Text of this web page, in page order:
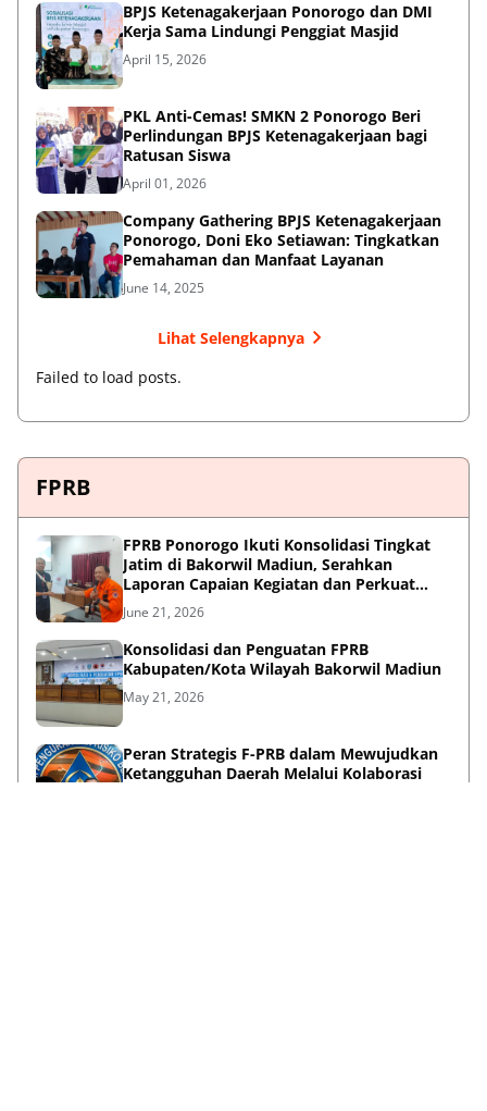
BPJS Ketenagakerjaan Ponorogo dan DMI
Kerja Sama Lindungi Penggiat Masjid
April 15, 2026
PKL Anti-Cemas! SMKN 2 Ponorogo Beri
Perlindungan BPJS Ketenagakerjaan bagi
Ratusan Siswa
April 01, 2026
Company Gathering BPJS Ketenagakerjaan
Ponorogo, Doni Eko Setiawan: Tingkatkan
Pemahaman dan Manfaat Layanan
June 14, 2025
Lihat Selengkapnya
Failed to load posts.
FPRB
FPRB Ponorogo Ikuti Konsolidasi Tingkat
Jatim di Bakorwil Madiun, Serahkan
Laporan Capaian Kegiatan dan Perkuat
Sinergi Pentahelix
June 21, 2026
Konsolidasi dan Penguatan FPRB
Kabupaten/Kota Wilayah Bakorwil Madiun
May 21, 2026
Peran Strategis F-PRB dalam Mewujudkan
Ketangguhan Daerah Melalui Kolaborasi